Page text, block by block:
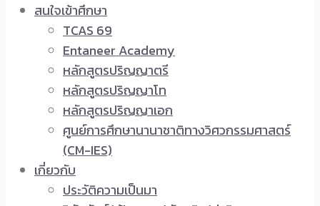
สนใจเข้าศึกษา
TCAS 69
Entaneer Academy
หลักสูตรปริญญาตรี
หลักสูตรปริญญาโท
หลักสูตรปริญญาเอก
ศูนย์การศึกษานานาชาติทางวิศวกรรมศาสตร์
(CM-IES)
เกี่ยวกับ
ประวัติความเป็นมา